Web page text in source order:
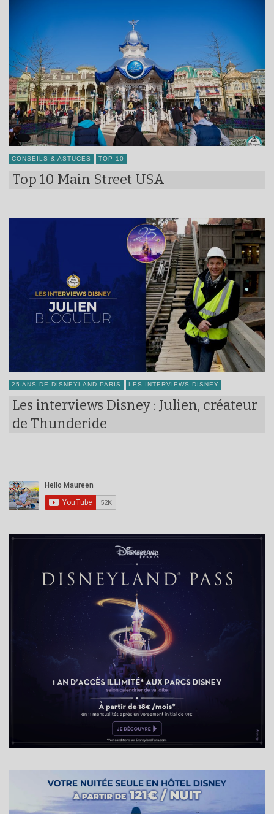
CONSEILS & ASTUCES TOP 10
Top 10 Main Street USA
25 ANS DE DISNEYLAND PARIS LES INTERVIEWS DISNEY
Les interviews Disney : Julien, créateur
de Thunderide